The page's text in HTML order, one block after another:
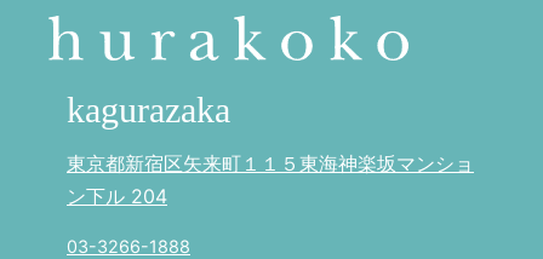
kagurazaka
東京都新宿区矢来町１１５東海神楽坂マンショ
ン下ル 204
03-3266-1888